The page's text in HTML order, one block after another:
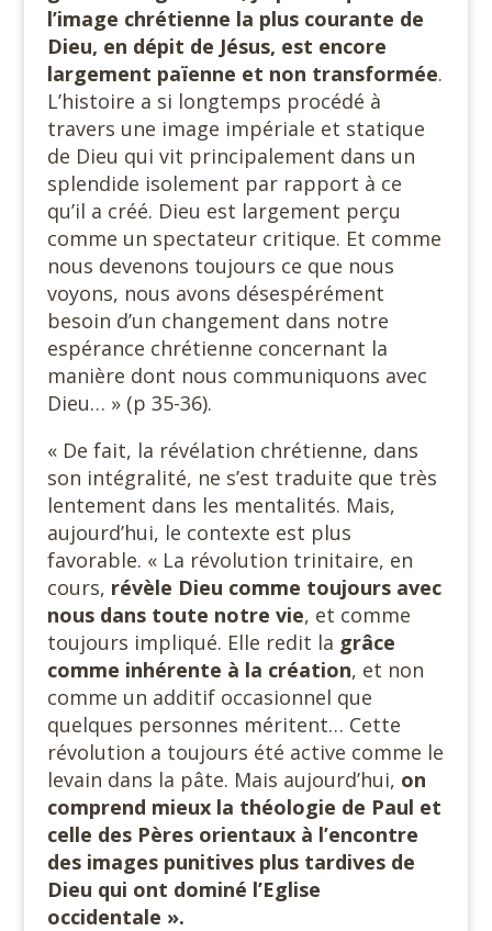
l’image chrétienne la plus courante de
Dieu, en dépit de Jésus, est encore
largement païenne et non transformée.
L’histoire a si longtemps procédé à
travers une image impériale et statique
de Dieu qui vit principalement dans un
splendide isolement par rapport à ce
qu’il a créé. Dieu est largement perçu
comme un spectateur critique. Et comme
nous devenons toujours ce que nous
voyons, nous avons désespérément
besoin d’un changement dans notre
espérance chrétienne concernant la
manière dont nous communiquons avec
Dieu… » (p 35-36).
« De fait, la révélation chrétienne, dans
son intégralité, ne s’est traduite que très
lentement dans les mentalités. Mais,
aujourd’hui, le contexte est plus
favorable. « La révolution trinitaire, en
cours, révèle Dieu comme toujours avec
nous dans toute notre vie, et comme
toujours impliqué. Elle redit la grâce
comme inhérente à la création, et non
comme un additif occasionnel que
quelques personnes méritent… Cette
révolution a toujours été active comme le
levain dans la pâte. Mais aujourd’hui, on
comprend mieux la théologie de Paul et
celle des Pères orientaux à l’encontre
des images punitives plus tardives de
Dieu qui ont dominé l’Eglise
occidentale ».